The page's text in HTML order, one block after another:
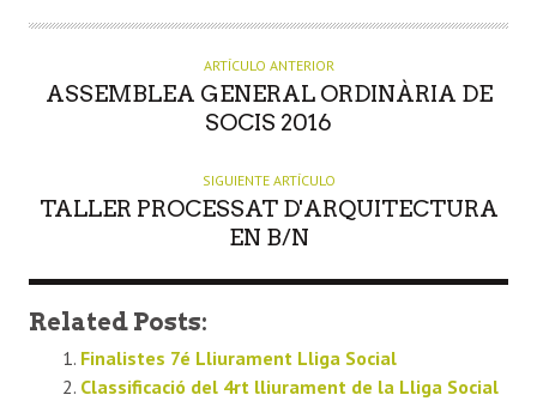
ARTÍCULO ANTERIOR
ASSEMBLEA GENERAL ORDINÀRIA DE
SOCIS 2016
SIGUIENTE ARTÍCULO
TALLER PROCESSAT D'ARQUITECTURA
EN B/N
Related Posts:
Finalistes 7é Lliurament Lliga Social
Classificació del 4rt lliurament de la Lliga Social